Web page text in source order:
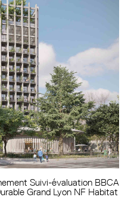
Suivi-évaluation BBCA
Grand Lyon NF Habitat